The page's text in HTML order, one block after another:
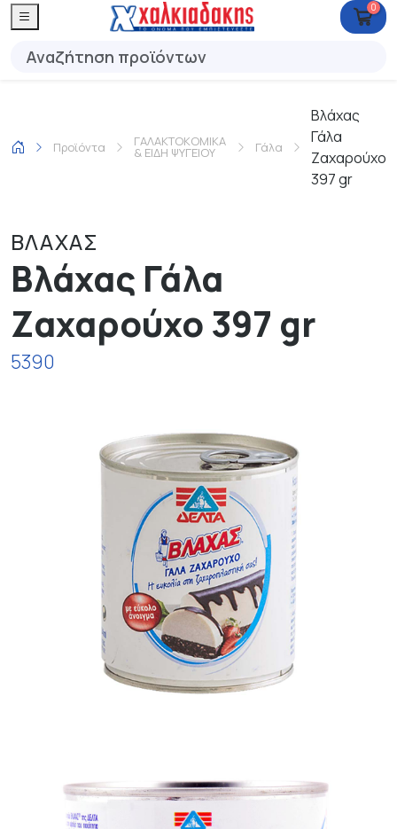
0
Προϊόντα ΓΑΛΑΚΤΟΚΟΜΙΚΑ
& ΕΙΔΗ ΨΥΓΕΙΟΥ Γάλα
Βλάχας
Γάλα
Ζαχαρούχο
397 gr
ΒΛΑΧΑΣ
Βλάχας Γάλα
Ζαχαρούχο 397 gr
5390